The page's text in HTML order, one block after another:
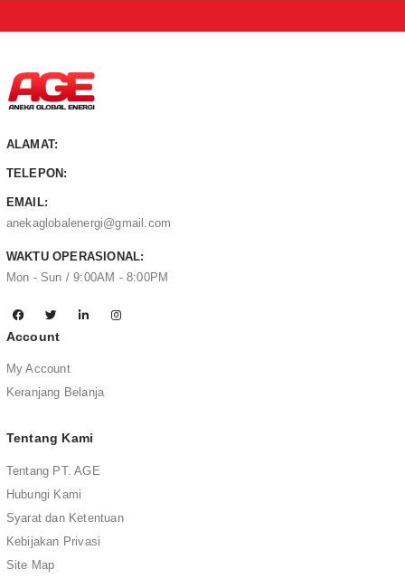
ALAMAT:
TELEPON:
EMAIL:
anekaglobalenergi@gmail.com
WAKTU OPERASIONAL:
Mon - Sun / 9:00AM - 8:00PM
Account
My Account
Keranjang Belanja
Tentang Kami
Tentang PT. AGE
Hubungi Kami
Syarat dan Ketentuan
Kebijakan Privasi
Site Map